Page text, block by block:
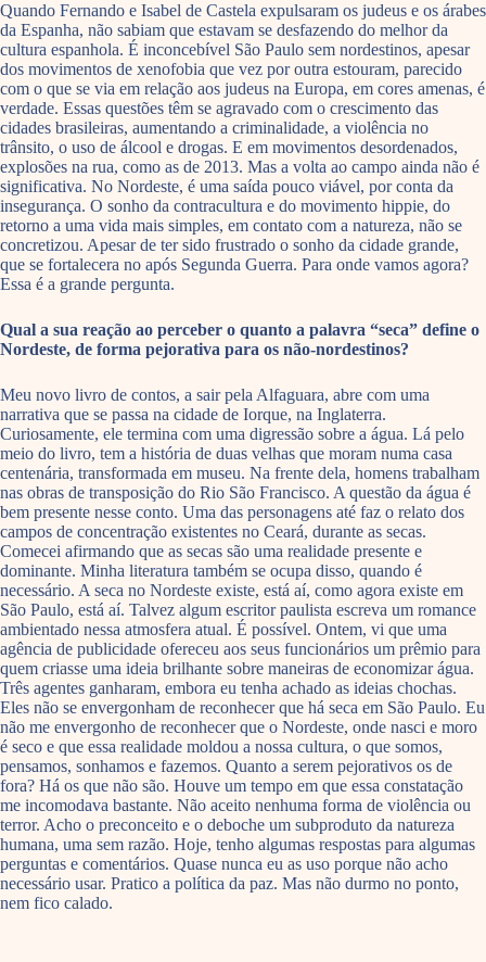
Quando Fernando e Isabel de Castela expulsaram os judeus e os árabes
da Espanha, não sabiam que estavam se desfazendo do melhor da
cultura espanhola. É inconcebível São Paulo sem nordestinos, apesar
dos movimentos de xenofobia que vez por outra estouram, parecido
com o que se via em relação aos judeus na Europa, em cores amenas, é
verdade. Essas questões têm se agravado com o crescimento das
cidades brasileiras, aumentando a criminalidade, a violência no
trânsito, o uso de álcool e drogas. E em movimentos desordenados,
explosões na rua, como as de 2013. Mas a volta ao campo ainda não é
significativa. No Nordeste, é uma saída pouco viável, por conta da
insegurança. O sonho da contracultura e do movimento hippie, do
retorno a uma vida mais simples, em contato com a natureza, não se
concretizou. Apesar de ter sido frustrado o sonho da cidade grande,
que se fortalecera no após Segunda Guerra. Para onde vamos agora?
Essa é a grande pergunta.
Qual a sua reação ao perceber o quanto a palavra “seca” define o
Nordeste, de forma pejorativa para os não-nordestinos?
Meu novo livro de contos, a sair pela Alfaguara, abre com uma
narrativa que se passa na cidade de Iorque, na Inglaterra.
Curiosamente, ele termina com uma digressão sobre a água. Lá pelo
meio do livro, tem a história de duas velhas que moram numa casa
centenária, transformada em museu. Na frente dela, homens trabalham
nas obras de transposição do Rio São Francisco. A questão da água é
bem presente nesse conto. Uma das personagens até faz o relato dos
campos de concentração existentes no Ceará, durante as secas.
Comecei afirmando que as secas são uma realidade presente e
dominante. Minha literatura também se ocupa disso, quando é
necessário. A seca no Nordeste existe, está aí, como agora existe em
São Paulo, está aí. Talvez algum escritor paulista escreva um romance
ambientado nessa atmosfera atual. É possível. Ontem, vi que uma
agência de publicidade ofereceu aos seus funcionários um prêmio para
quem criasse uma ideia brilhante sobre maneiras de economizar água.
Três agentes ganharam, embora eu tenha achado as ideias chochas.
Eles não se envergonham de reconhecer que há seca em São Paulo. Eu
não me envergonho de reconhecer que o Nordeste, onde nasci e moro
é seco e que essa realidade moldou a nossa cultura, o que somos,
pensamos, sonhamos e fazemos. Quanto a serem pejorativos os de
fora? Há os que não são. Houve um tempo em que essa constatação
me incomodava bastante. Não aceito nenhuma forma de violência ou
terror. Acho o preconceito e o deboche um subproduto da natureza
humana, uma sem razão. Hoje, tenho algumas respostas para algumas
perguntas e comentários. Quase nunca eu as uso porque não acho
necessário usar. Pratico a política da paz. Mas não durmo no ponto,
nem fico calado.